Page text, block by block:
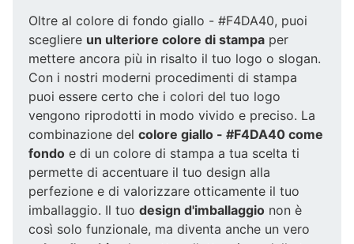
Oltre al colore di fondo giallo - #F4DA40, puoi
scegliere un ulteriore colore di stampa per
mettere ancora più in risalto il tuo logo o slogan.
Con i nostri moderni procedimenti di stampa
puoi essere certo che i colori del tuo logo
vengono riprodotti in modo vivido e preciso. La
combinazione del colore giallo - #F4DA40 come
fondo e di un colore di stampa a tua scelta ti
permette di accentuare il tuo design alla
perfezione e di valorizzare otticamente il tuo
imballaggio. Il tuo design d'imballaggio non è
così solo funzionale, ma diventa anche un vero